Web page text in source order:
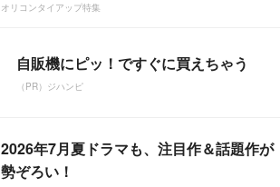
オリコンタイアップ特集
自販機にピッ！ですぐに買えちゃう
（PR）ジハンピ
2026年7月夏ドラマも、注目作＆話題作が
勢ぞろい！